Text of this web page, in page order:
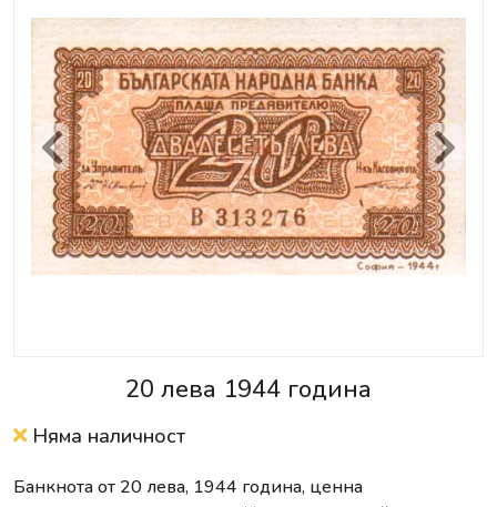
Previous Next
20 лева 1944 година
Няма наличност
Банкнота от 20 лева, 1944 година, ценна